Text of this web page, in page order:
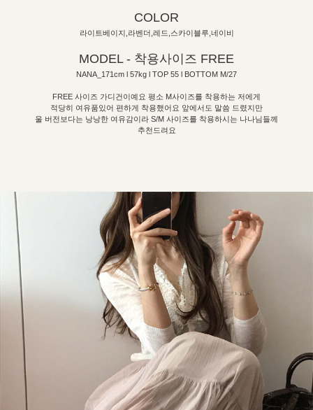
COLOR
라이트베이지,라벤더,레드,스카이블루,네이비
MODEL - 착용사이즈 FREE
NANA_171cm l 57kg l TOP 55 l BOTTOM M/27
FREE 사이즈 가디건이예요 평소 M사이즈를 착용하는 저에게
적당히 여유품있어 편하게 착용했어요 앞에서도 말씀 드렸지만
울 버전보다는 낭낭한 여유감이라 S/M 사이즈를 착용하시는 나나님들께
추천드려요